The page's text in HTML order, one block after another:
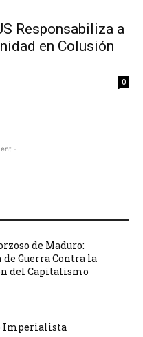
Responsabiliza a
en Colusión
0
-
de Maduro:
Guerra Contra la
del Capitalismo
Imperialista